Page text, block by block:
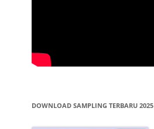
DOWNLOAD SAMPLING TERBARU 2025